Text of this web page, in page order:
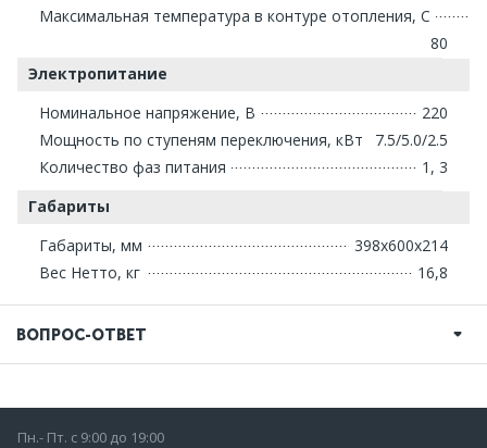
Максимальная температура в контуре отопления, С
80
Электропитание
Номинальное напряжение, В
220
Мощность по ступеням переключения, кВт
7.5/5.0/2.5
Количество фаз питания
1, 3
Габариты
Габариты, мм
398х600х214
Вес Нетто, кг
16,8
ВОПРОС-ОТВЕТ
Пн.- Пт. с 9:00 до 19:00